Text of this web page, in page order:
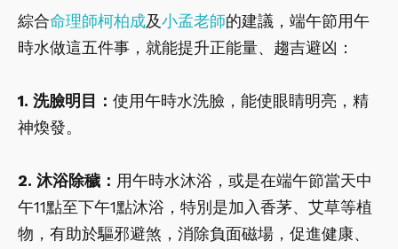
綜合命理師柯柏成及小孟老師的建議，端午節用午
時水做這五件事，就能提升正能量、趨吉避凶：
1. 洗臉明目： 使用午時水洗臉，能使眼睛明亮，精
神煥發。
2. 沐浴除穢： 用午時水沐浴，或是在端午節當天中
午11點至下午1點沐浴，特別是加入香茅、艾草等植
物，有助於驅邪避煞，消除負面磁場，促進健康、